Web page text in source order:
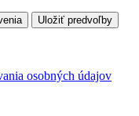
Uložiť predvoľby
osobných údajov